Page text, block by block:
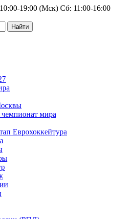
19:00 (Мск) Сб: 11:00-16:00
Найти
мира
Еврохоккейтура